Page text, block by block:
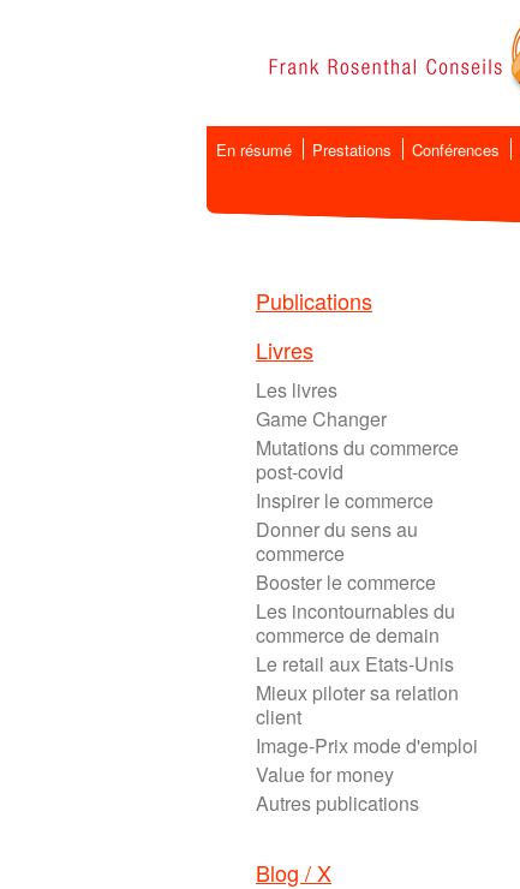
En résumé Prestations Conférences
Publications
Livres
Les livres
Game Changer
Mutations du commerce
post-covid
Inspirer le commerce
Donner du sens au
commerce
Booster le commerce
Les incontournables du
commerce de demain
Le retail aux Etats-Unis
Mieux piloter sa relation
client
Image-Prix mode d'emploi
Value for money
Autres publications
Blog / X